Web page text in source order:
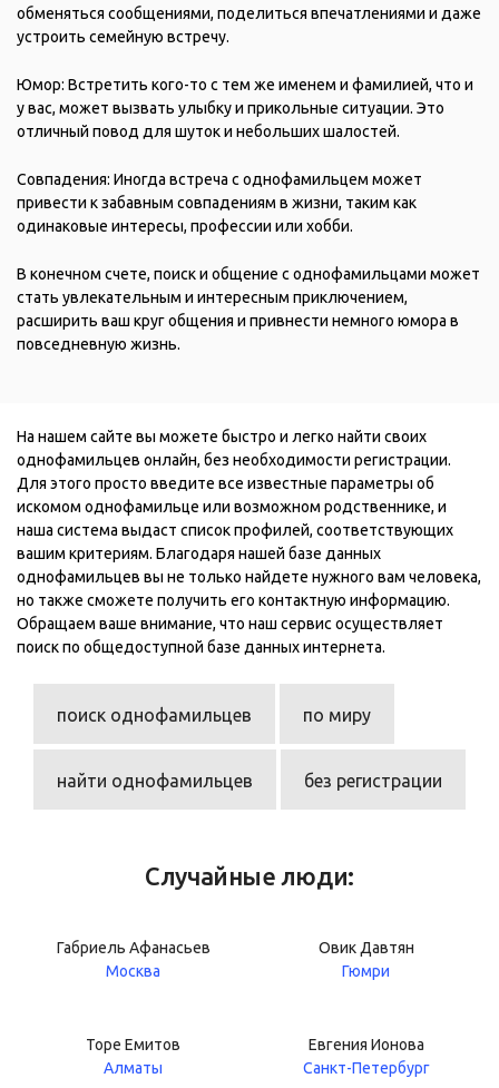
обменяться сообщениями, поделиться впечатлениями и даже
устроить семейную встречу.
Юмор: Встретить кого-то с тем же именем и фамилией, что и
у вас, может вызвать улыбку и прикольные ситуации. Это
отличный повод для шуток и небольших шалостей.
Совпадения: Иногда встреча с однофамильцем может
привести к забавным совпадениям в жизни, таким как
одинаковые интересы, профессии или хобби.
В конечном счете, поиск и общение с однофамильцами может
стать увлекательным и интересным приключением,
расширить ваш круг общения и привнести немного юмора в
повседневную жизнь.
На нашем сайте вы можете быстро и легко найти своих
однофамильцев онлайн, без необходимости регистрации.
Для этого просто введите все известные параметры об
искомом однофамильце или возможном родственнике, и
наша система выдаст список профилей, соответствующих
вашим критериям. Благодаря нашей базе данных
однофамильцев вы не только найдете нужного вам человека,
но также сможете получить его контактную информацию.
Обращаем ваше внимание, что наш сервис осуществляет
поиск по общедоступной базе данных интернета.
поиск однофамильцев по миру
найти однофамильцев без регистрации
Случайные люди:
Габриель Афанасьев
Москва
Овик Давтян
Гюмри
Торе Емитов
Алматы
Евгения Ионова
Санкт-Петербург